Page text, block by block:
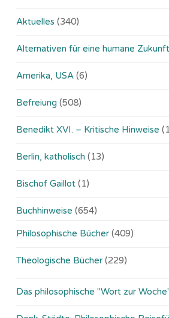
Aktuelles (340)
Alternativen für eine humane Zukunft
Amerika, USA (6)
Befreiung (508)
Benedikt XVI. – Kritische Hinweise
Berlin, katholisch (13)
Bischof Gaillot (1)
Buchhinweise (654)
Philosophische Bücher (409)
Theologische Bücher (229)
Das philosophische "Wort zur